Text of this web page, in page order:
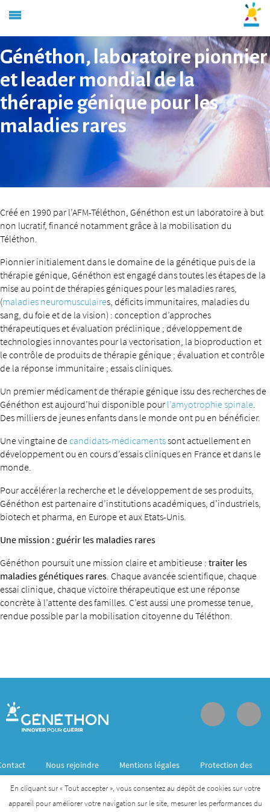
Généthon, laboratoire pionnier
et leader mondial de la
thérapie génique pour les
maladies rares
Créé en 1990 par l’AFM-Téléthon, Généthon est un laboratoire à but
non lucratif, financé notamment grâce à la mobilisation du
Téléthon.
Pionnier initialement dans le domaine de la génétique puis de la
thérapie génique, Généthon est engagé dans toutes les étapes de la
mise au point de thérapies géniques pour les maladies rares,
(maladies neuromusculaires, déficits immunitaires, maladies du
sang, du foie et de la vision) : conception d’approches
thérapeutiques et évaluation préclinique ; développement de
technologies innovantes pour la vectorisation, la bioproduction et
le contrôle de produits de thérapie génique ; évaluation et contrôle
de la réponse immunitaire ; essais cliniques.
Un premier médicament de thérapie génique issu des recherches de
Généthon est aujourd’hui disponible pour l’amyotrophie spinale.
Des milliers de jeunes enfants dans le monde ont pu en bénéficier.
Une vingtaine decandidats-médicamentssont actuellement en
développement ou en cours d’essais cliniques en France et dans le
monde.
Pour accélérer la recherche et le développement de ses produits,
Généthon est partenaire d’institutions académiques, d’industriels,
biotech et pharma, en Europe et aux Etats-Unis.
Une mission : guérir les maladies rares
Généthon poursuit une mission claire et ambitieuse : traiter les
maladies génétiques rares. Chaque avancée scientifique, chaque
essai clinique, chaque victoire thérapeutique est une réponse
concrète à l’attente des familles. C’est aussi une promesse tenue,
rendue possible par la mobilisation citoyenne du Téléthon.
Nous rejoindre Mentions légales
Protection des
En cliquant sur « Tout accepter », vous consentez au dépôt de cookies sur votre
appareil pour améliorer votre navigation sur le site, mesurer les performances du